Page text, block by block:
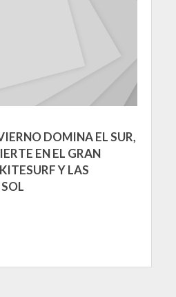
DOMINA EL SUR,
EN EL GRAN
Y LAS